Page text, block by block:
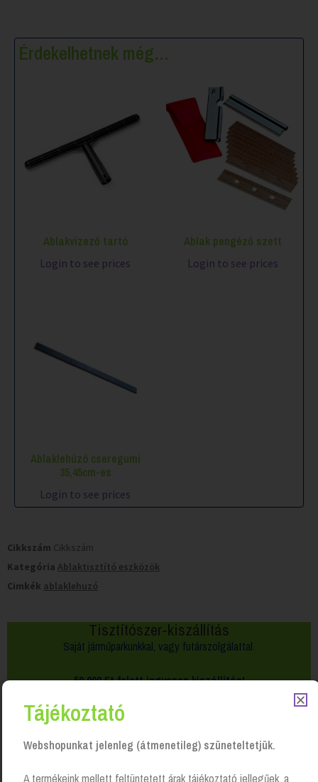
Érdekelhetnek még…
Ablakvizező tartó
Login to see prices
Ablak pengéző szett
Login to see prices
Ablaklehúzó cseregumi
35,45cm-es
Login to see prices
Cikkszám Cikkszám
Kategória Ablaktisztító eszközök
Cimkék ablaklehuzó
Tisztítószer-kiszállítás
Saját járműparkunkkal, vagy futárszolgálattal.
50 000 Ft felettingyenes kiszállítás!
Tájékoztató
Webshopunkat jelenleg (átmenetileg) szüneteltetjük.
A termékeink mellett feltüntetett árak tájékoztató jellegűek, a